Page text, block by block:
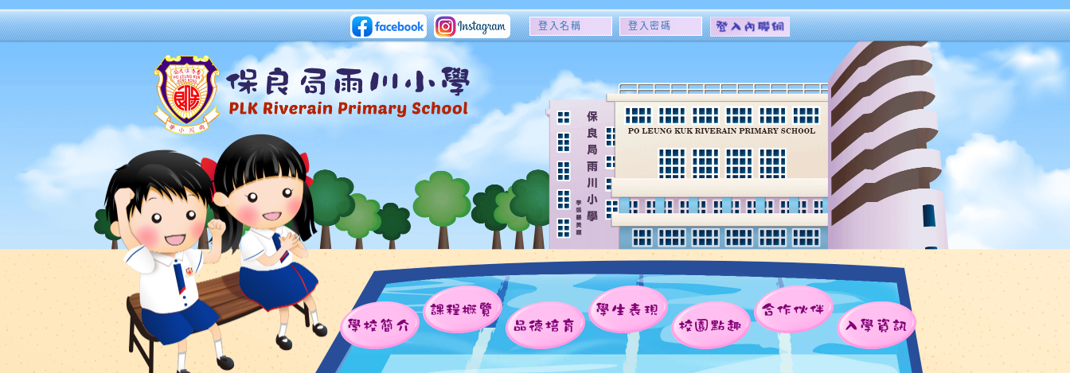
登
名
稱
登
密
碼
學校簡介
課程概覽
品德培育
學生表現
校園點趣
合作伙伴
入學資訊